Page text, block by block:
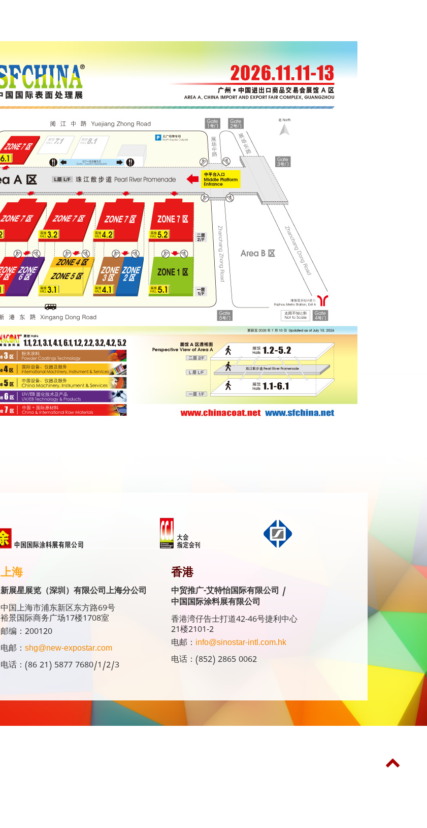
上海
新展星展览（深圳）有限公司上海分公司
中国上海市浦东新区东方路69号
裕景国际商务广场17楼1708室
邮编：200120
电邮： shg@new-expostar.com
电话：(86 21) 5877 7680/1/2/3
香港
中贸推广-艾特怡国际有限公司 /
中国国际涂料展有限公司
香港湾仔告士打道42-46号捷利中心
21楼2101-2
电邮： info@sinostar-intl.com.hk
电话：(852) 2865 0062